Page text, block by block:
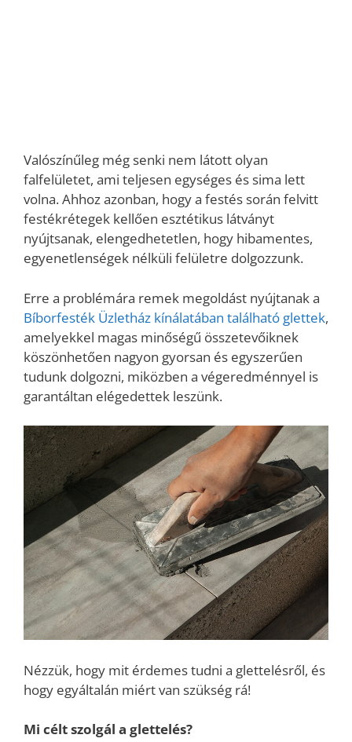
Valószínűleg még senki nem látott olyan
falfelületet, ami teljesen egységes és sima lett
volna. Ahhoz azonban, hogy a festés során felvitt
festékrétegek kellően esztétikus látványt
nyújtsanak, elengedhetetlen, hogy hibamentes,
egyenetlenségek nélküli felületre dolgozzunk.
Erre a problémára remek megoldást nyújtanak a
Bíborfesték Üzletház kínálatában található glettek,
amelyekkel magas minőségű összetevőiknek
köszönhetően nagyon gyorsan és egyszerűen
tudunk dolgozni, miközben a végeredménnyel is
garantáltan elégedettek leszünk.
Nézzük, hogy mit érdemes tudni a glettelésről, és
hogy egyáltalán miért van szükség rá!
Mi célt szolgál a glettelés?